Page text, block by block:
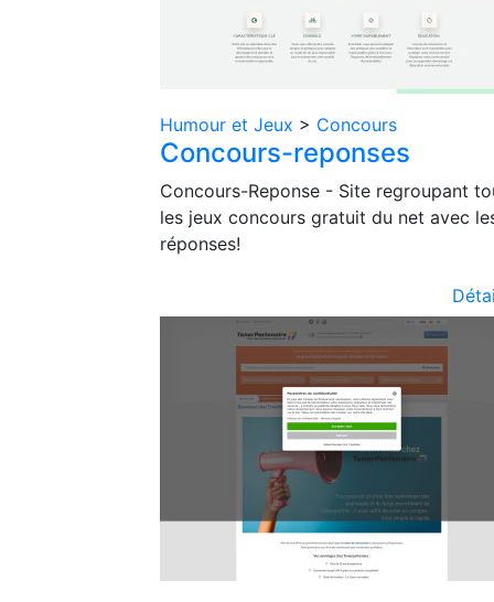
Humour et Jeux > Concours
Concours-reponses
Concours-Reponse - Site regroupant
les jeux concours gratuit du net avec
réponses!